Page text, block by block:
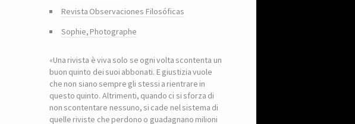
Revista Observaciones Filosóficas
Sophie, Photographe
«Una rivista è viva solo se ogni volta scontenta un
buon quinto dei suoi abbonati. E giustizia vuole
che non siano sempre gli stessi a rientrare in
questo quinto. Altrimenti, quando ci si sforza di
non scontentare nessuno, si cade nel sistema di
quelle riviste che perdono o guadagnano milioni